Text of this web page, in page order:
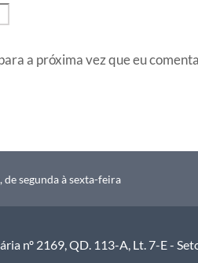
a próxima vez que eu
segunda à sexta-feira
nº 2169, QD. 113-A, Lt. 7-E -